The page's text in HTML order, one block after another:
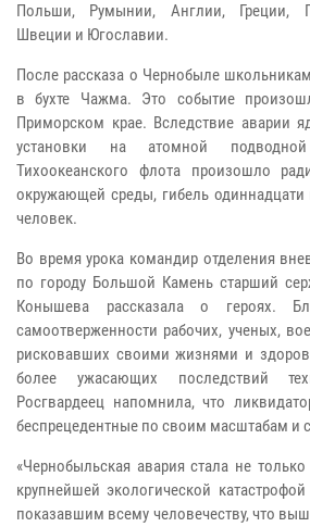
Польши, Румынии, Англии, Греции,
Швеции и Югославии.
После рассказа о Чернобыле
в бухте Чажма. Это событие
Приморском крае. Вследствие аварии
установки на атомной
Тихоокеанского флота произошло
окружающей среды, гибель одиннадцати
человек.
Во время урока командир отделения
по городу Большой Камень старший
Конышева рассказала о героях.
самоотверженности рабочих, ученых,
рисковавших своими жизнями и
более ужасающих последствий
Росгвардеец напомнила, что
беспрецедентные по своим масштабам и
«Чернобыльская авария стала не
крупнейшей экологической
показавшим всему человечеству, что